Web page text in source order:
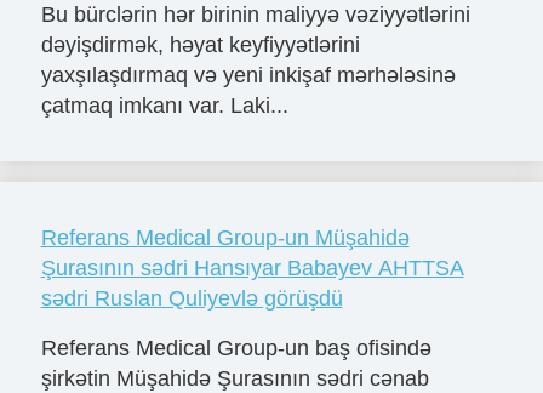
Bu bürclərin hər birinin maliyyə vəziyyətlərini
dəyişdirmək, həyat keyfiyyətlərini
yaxşılaşdırmaq və yeni inkişaf mərhələsinə
çatmaq imkanı var. Laki...
Referans Medical Group-un Müşahidə
Şurasının sədri Hansıyar Babayev AHTTSA
sədri Ruslan Quliyevlə görüşdü
Referans Medical Group-un baş ofisində
şirkətin Müşahidə Şurasının sədri cənab